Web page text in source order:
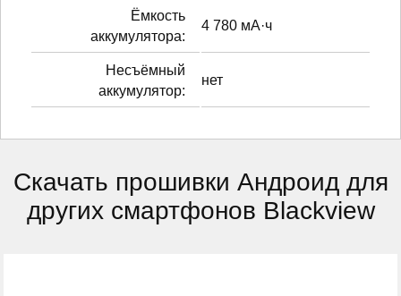
Ёмкость
аккумулятора:
4 780 мА·ч
Несъёмный
аккумулятор:
нет
Скачать прошивки Андроид для
других смартфонов Blackview